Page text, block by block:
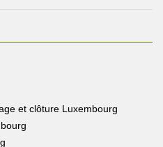
et clôture Luxembourg